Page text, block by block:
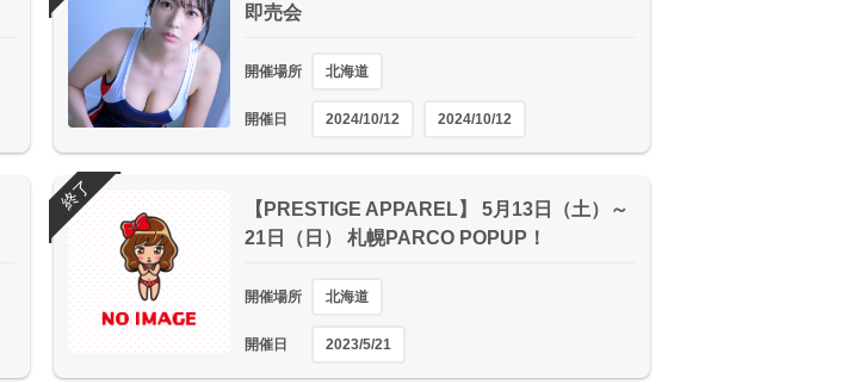
即売会
開催場所 北海道
開催日 2024/10/12 2024/10/12
【PRESTIGE APPAREL】 5月13日（土）～
21日（日） 札幌PARCO POPUP！
開催場所 北海道
開催日 2023/5/21
終了